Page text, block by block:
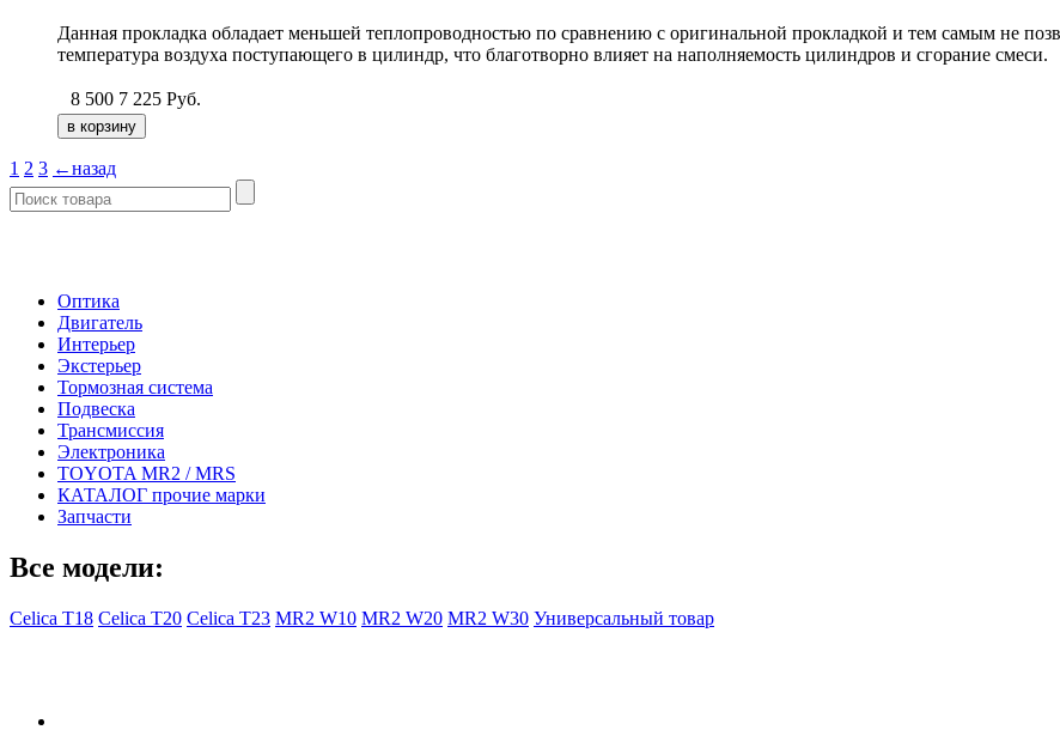
Данная прокладка обладает меньшей теплопроводностью по сравнению с оригинальной прокладкой и тем самым не
температура воздуха поступающего в цилиндр, что благотворно влияет на наполняемость цилиндров и сгорание смеси.
8 500 7 225 Руб.
1 2 3 ←назад
Оптика
Двигатель
Интерьер
Экстерьер
Тормозная система
Подвеска
Трансмиссия
Электроника
TOYOTA MR2 / MRS
КАТАЛОГ прочие марки
Запчасти
Все модели:
Celica T18 Celica T20 Celica T23 MR2 W10 MR2 W20 MR2 W30 Универсальный товар